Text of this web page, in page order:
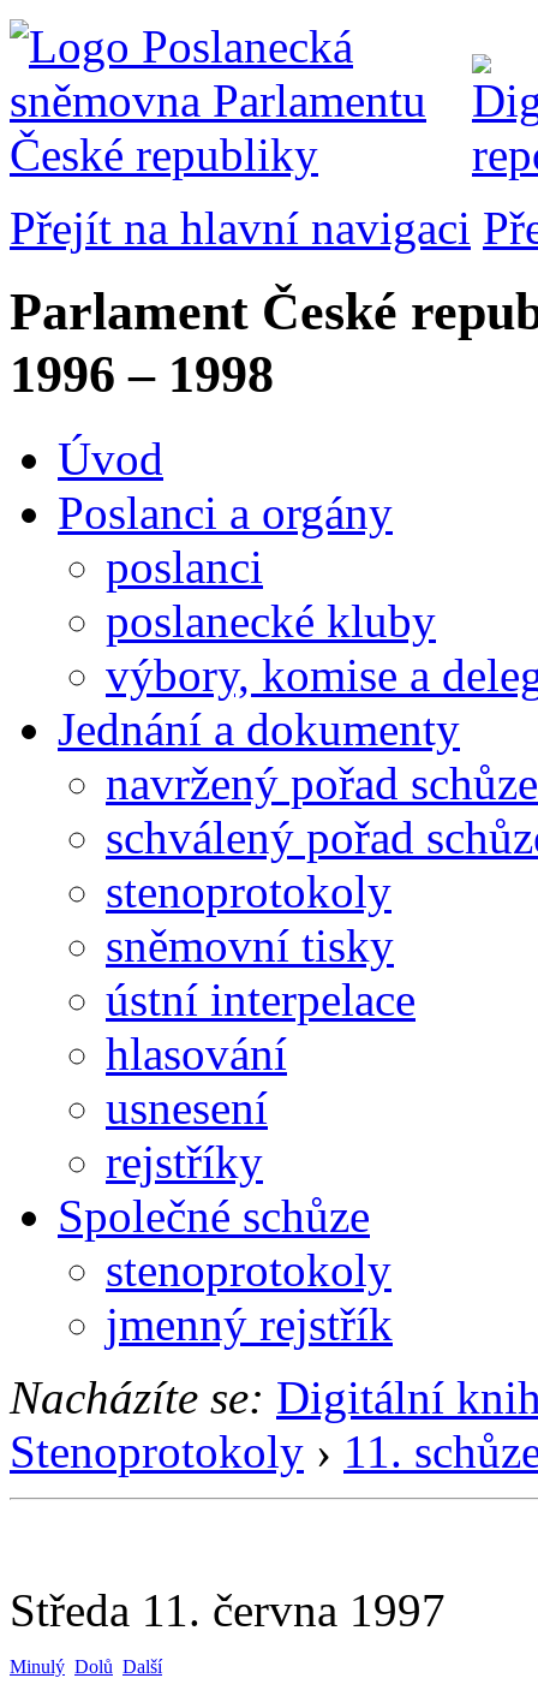
Přejít na hlavní navigaci
Parlament České
1996 – 1998
Úvod
Poslanci a orgány
poslanci
poslanecké kluby
výbory, komise a
Jednání a dokumenty
navržený pořad schůze
schválený pořad
stenoprotokoly
sněmovní tisky
ústní interpelace
hlasování
usnesení
rejstříky
Společné schůze
stenoprotokoly
jmenný rejstřík
Nacházíte se: Digitální
Stenoprotokoly › 11.
Středa 11. června 1997
Minulý Dolů Další